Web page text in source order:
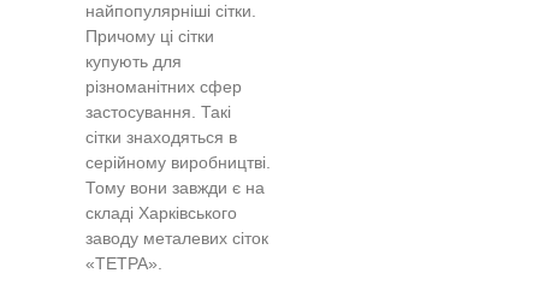
найпопулярніші сітки.
Причому ці сітки
купують для
різноманітних сфер
застосування. Такі
сітки знаходяться в
серійному виробництві.
Тому вони завжди є на
складі Харківського
заводу металевих сіток
«ТЕТРА».